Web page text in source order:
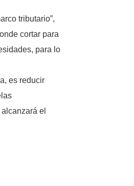
tributario”,
cortar para
para lo
es reducir
el